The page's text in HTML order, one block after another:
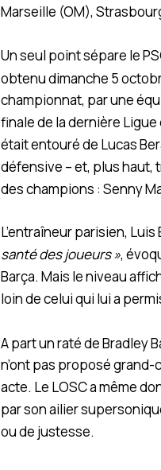
Marseille (OM),
Un seul point sépare le
obtenu dimanche 5
championnat, par une
finale de la dernière
était entouré de Lucas
défensive – et, plus haut,
des champions : Senny
L’entraîneur parisien,
santé des joueurs »,
Barça. Mais le niveau
loin de celui qui lui a
A part un raté de Bradley
n’ont pas proposé
acte. Le LOSC a même
par son ailier
ou de justesse.